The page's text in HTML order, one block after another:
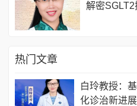
解密
热门文章
白玲教授：
化诊治新进展